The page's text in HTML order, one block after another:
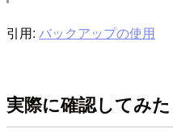
引用: バックアップの使用
実際に確認してみた